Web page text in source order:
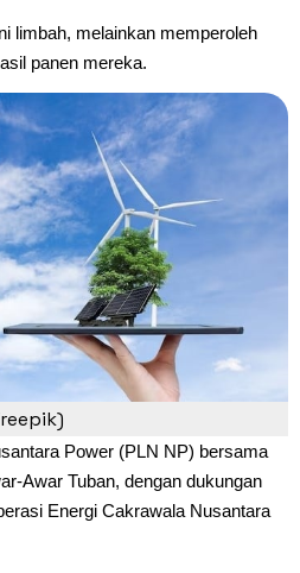
limbah, melainkan memperoleh
panen mereka.
Power (PLN NP) bersama
Awar Tuban, dengan dukungan
Energi Cakrawala Nusantara